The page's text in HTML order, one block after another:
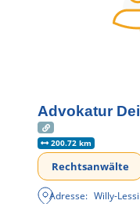
Advokatur
200.72 km
Rechtsanwälte
Adresse: Willy-